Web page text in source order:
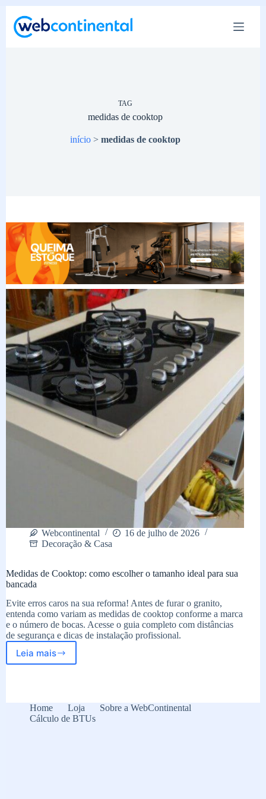
para
TAG
medidas de cooktop
início> medidas de cooktop
Webcontinental
16 de julho de 2026
Decoração & Casa
Medidas de Cooktop: como escolher o tamanho ideal para sua
bancada
Evite erros caros na sua reforma! Antes de furar o granito,
entenda como variam as medidas de cooktop conforme a marca
e o número de bocas. Acesse o guia completo com distâncias
de segurança e dicas de instalação profissional.
Leia maisMedidas
escolher
o
tamanho
Home Loja
Sobre a WebContinental
Cálculo de BTUs